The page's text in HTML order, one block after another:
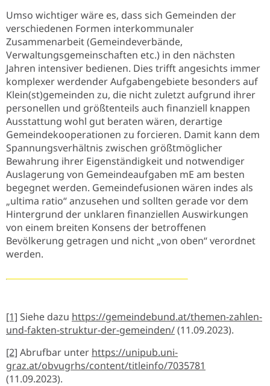
Umso wichtiger wäre es, dass sich Gemeinden der
verschiedenen Formen interkommunaler
Zusammenarbeit (Gemeindeverbände,
Verwaltungsgemeinschaften etc.) in den nächsten
Jahren intensiver bedienen. Dies trifft angesichts immer
komplexer werdender Aufgabengebiete besonders auf
Klein(st)gemeinden zu, die nicht zuletzt aufgrund ihrer
personellen und größtenteils auch finanziell knappen
Ausstattung wohl gut beraten wären, derartige
Gemeindekooperationen zu forcieren. Damit kann dem
Spannungsverhältnis zwischen größtmöglicher
Bewahrung ihrer Eigenständigkeit und notwendiger
Auslagerung von Gemeindeaufgaben mE am besten
begegnet werden. Gemeindefusionen wären indes als
„ultima ratio“ anzusehen und sollten gerade vor dem
Hintergrund der unklaren finanziellen Auswirkungen
von einem breiten Konsens der betroffenen
Bevölkerung getragen und nicht „von oben“ verordnet
werden.
[1] Siehe dazu https://gemeindebund.at/themen-zahlen-
und-fakten-struktur-der-gemeinden/(11.09.2023).
[2] Abrufbar unter https://unipub.uni-
graz.at/obvugrhs/content/titleinfo/7035781
(11.09.2023).